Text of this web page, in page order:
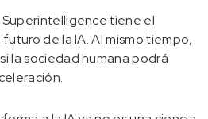
tiene el
de la IA. Al mismo tiempo,
la sociedad humana podrá